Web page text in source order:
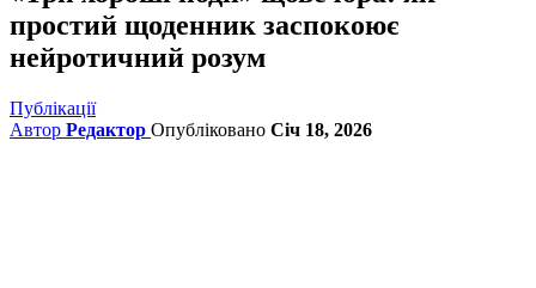
простий щоденник заспокоює
нейротичний розум
Публікації
Автор Редактор Опубліковано Січ 18, 2026